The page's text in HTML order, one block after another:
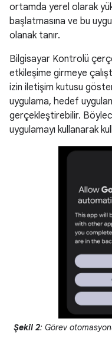
ortamda yerel olarak
başlatmasına ve bu
olanak tanır.
Bilgisayar Kontrolü
etkileşime girmeye
izin iletişim kutusu
uygulama, hedef
gerçekleştirebilir.
uygulamayı kullanarak
Şekil 2: Görev